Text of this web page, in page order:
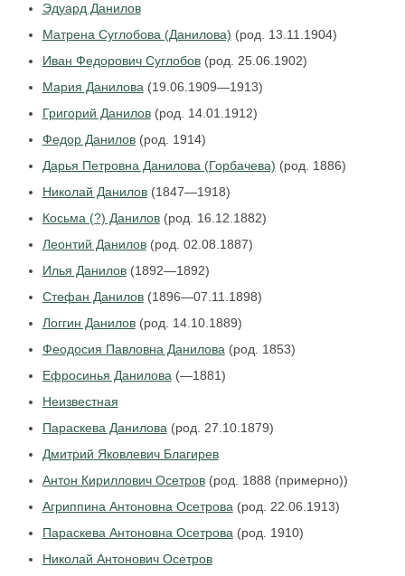
Эдуард Данилов
Матрена Суглобова (Данилова) (род. 13.11.1904)
Иван Федорович Суглобов(род. 25.06.1902)
Мария Данилова(19.06.1909—1913)
Григорий Данилов(род. 14.01.1912)
Федор Данилов(род. 1914)
Дарья Петровна Данилова (Горбачева) (род. 1886)
Николай Данилов(1847—1918)
Косьма (?) Данилов(род. 16.12.1882)
Леонтий Данилов(род. 02.08.1887)
Илья Данилов(1892—1892)
Стефан Данилов(1896—07.11.1898)
Логгин Данилов(род. 14.10.1889)
Феодосия Павловна Данилова(род. 1853)
Ефросинья Данилова(—1881)
Неизвестная
Параскева Данилова(род. 27.10.1879)
Дмитрий Яковлевич Благирев
Антон Кириллович Осетров(род. 1888 (примерно))
Агриппина Антоновна Осетрова(род. 22.06.1913)
Параскева Антоновна Осетрова(род. 1910)
Николай Антонович Осетров